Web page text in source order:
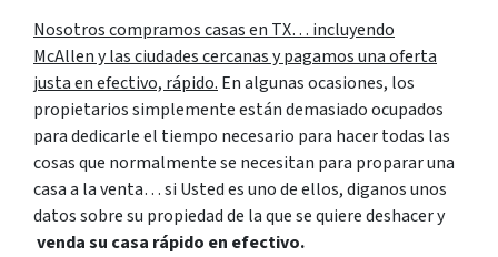
Nosotros compramos casas en TX… incluyendo
McAllen y las ciudades cercanas y pagamos una oferta
justa en efectivo, rápido. En algunas ocasiones, los
propietarios simplemente están demasiado ocupados
para dedicarle el tiempo necesario para hacer todas las
cosas que normalmente se necesitan para proparar una
casa a la venta… si Usted es uno de ellos, diganos unos
datos sobre su propiedad de la que se quiere deshacer y
venda su casa rápido en efectivo.